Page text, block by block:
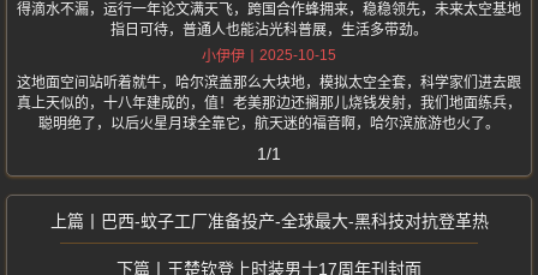
得滴水不漏，运行一年论文满天飞，跨国合作蜂拥来，稳稳领先，未来太空基地
指日可待，普通人也能沾光科普展，生活多带劲。
小伊伊
2025-10-15
这地面空间站听着就牛，哈尔滨盖那么大块地，模拟太空全套，科学家们进去跟
真上天似的，十八年建成的，值！老美那边还搁那儿烧钱发射，我们地面练兵，
聪明绝了，以后火星月球全靠它，航天迷的福音啊，哈尔滨旅游也火了。
1/1
巴西-蚊子工厂准备投产-全球最大-黑科技对抗登革热
王楚钦登上时装男士17周年刊封面